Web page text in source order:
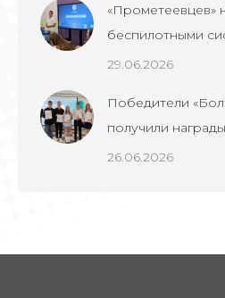
«Прометеевцев»
беспилотными
29.06.2026
Победители
получили награды
26.06.2026